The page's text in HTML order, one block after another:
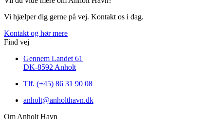
Vi hjælper dig gerne på vej. Kontakt os i dag.
Kontakt og hør mere
Find vej
Gennem Landet 61
DK-8592 Anholt
Tlf. (+45) 86 31 90 08
anholt@anholthavn.dk
Om Anholt Havn